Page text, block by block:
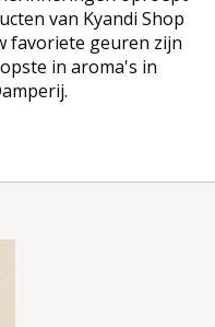
van Kyandi Shop
favoriete geuren zijn
in aroma's in